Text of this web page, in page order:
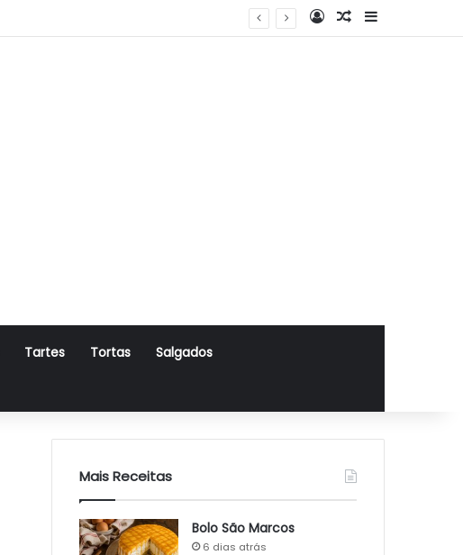
Log InArtigo Aleatório
Sidebar
Tartes Tortas Salgados
Mais Receitas
Bolo São Marcos
6 dias atrás